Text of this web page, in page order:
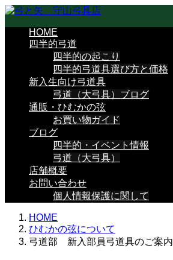
HOME
四半的弓道
四半的の起こり
四半的弓道具選び方と価格
新入生向け弓道具
弓道（大弓具）ブログ
通販・ひむかの弦
お買い物ガイド
ブログ
四半的・イベント情報
弓道（大弓具）
店舗概要
お問い合わせ
個人情報保護に関して
HOME
ひむかの弦について
弓道部 新入部員弓道具のご案内